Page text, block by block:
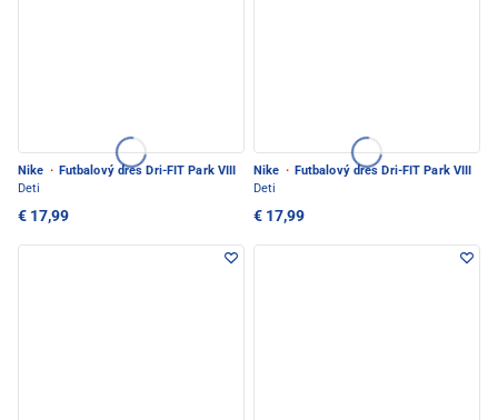
Nike · Futbalový dres Dri-FIT Park VIII
Deti
€ 17,99
Nike · Futbalový dres Dri-FIT Park VIII
Deti
€ 17,99